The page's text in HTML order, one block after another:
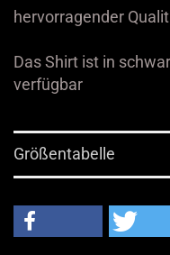
hervorragender
Das Shirt ist in
verfügbar
Größentabelle